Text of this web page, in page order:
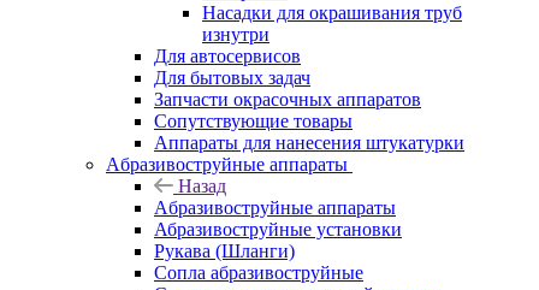
Насадки для окрашивания труб
изнутри
Для автосервисов
Для бытовых задач
Запчасти окрасочных аппаратов
Сопутствующие товары
Аппараты для нанесения штукатурки
Aбразивоструйные аппараты
Назад
Aбразивоструйные аппараты
Абразивоструйные установки
Рукава (Шланги)
Сопла абразивоструйные